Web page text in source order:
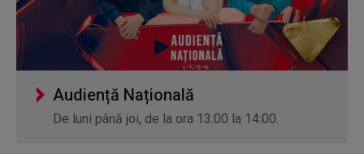
Audiență Națională
De luni până joi, de la ora 13:00 la 14:00.